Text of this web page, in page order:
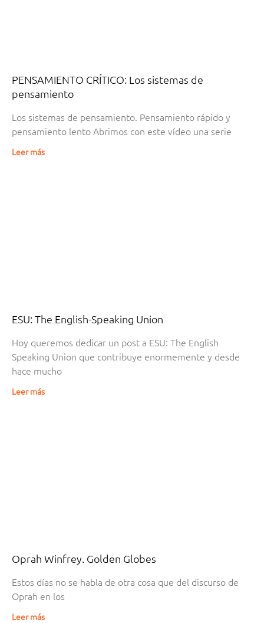
PENSAMIENTO CRÍTICO: Los sistemas de
pensamiento
Los sistemas de pensamiento. Pensamiento rápido y
pensamiento lento Abrimos con este vídeo una serie
Leer más
ESU: The English-Speaking Union
Hoy queremos dedicar un post a ESU: The English
Speaking Union que contribuye enormemente y desde
hace mucho
Leer más
Oprah Winfrey. Golden Globes
Estos días no se habla de otra cosa que del discurso de
Oprah en los
Leer más